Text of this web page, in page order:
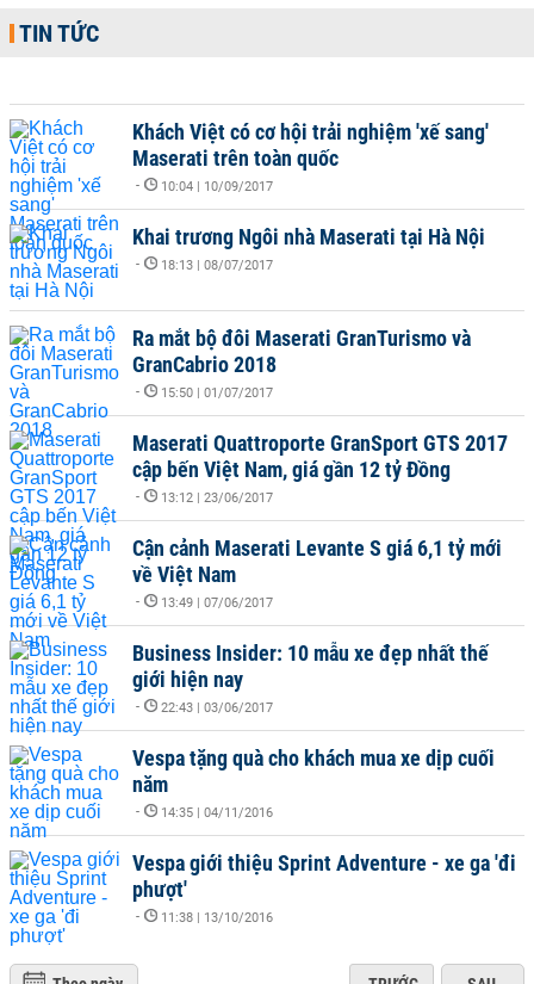
TIN TỨC
Khách Việt có cơ hội trải nghiệm 'xế sang'
Maserati trên toàn quốc
- 10:04 | 10/09/2017
Khai trương Ngôi nhà Maserati tại Hà Nội
- 18:13 | 08/07/2017
Ra mắt bộ đôi Maserati GranTurismo và
GranCabrio 2018
- 15:50 | 01/07/2017
Maserati Quattroporte GranSport GTS 2017
cập bến Việt Nam, giá gần 12 tỷ Đồng
- 13:12 | 23/06/2017
Cận cảnh Maserati Levante S giá 6,1 tỷ mới
về Việt Nam
- 13:49 | 07/06/2017
Business Insider: 10 mẫu xe đẹp nhất thế
giới hiện nay
- 22:43 | 03/06/2017
Vespa tặng quà cho khách mua xe dịp cuối
năm
- 14:35 | 04/11/2016
Vespa giới thiệu Sprint Adventure - xe ga 'đi
phượt'
- 11:38 | 13/10/2016